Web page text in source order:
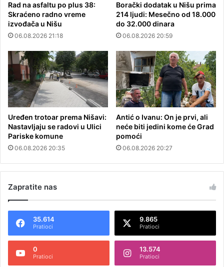
Rad na asfaltu po plus 38:
Skraćeno radno vreme
izvođača u Nišu
06.08.2026 21:18
Borački dodatak u Nišu prima
214 ljudi: Mesečno od 18.000
do 32.000 dinara
06.08.2026 20:59
Uređen trotoar prema Nišavi:
Nastavljaju se radovi u Ulici
Pariske komune
06.08.2026 20:35
Antić o Ivanu: On je prvi, ali
neće biti jedini kome će Grad
pomoći
06.08.2026 20:27
Zapratite nas
35.614
Pratioci
9.865
Pratioci
0
Pratioci
13.574
Pratioci